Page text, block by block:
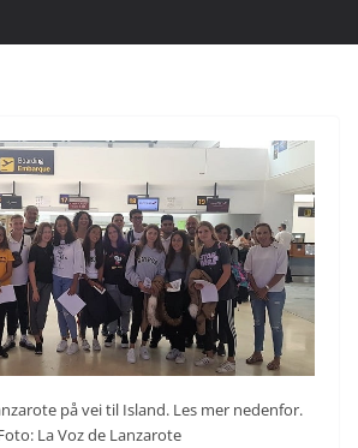
på vei til Island. Les mer nedenfor.
La Voz de Lanzarote